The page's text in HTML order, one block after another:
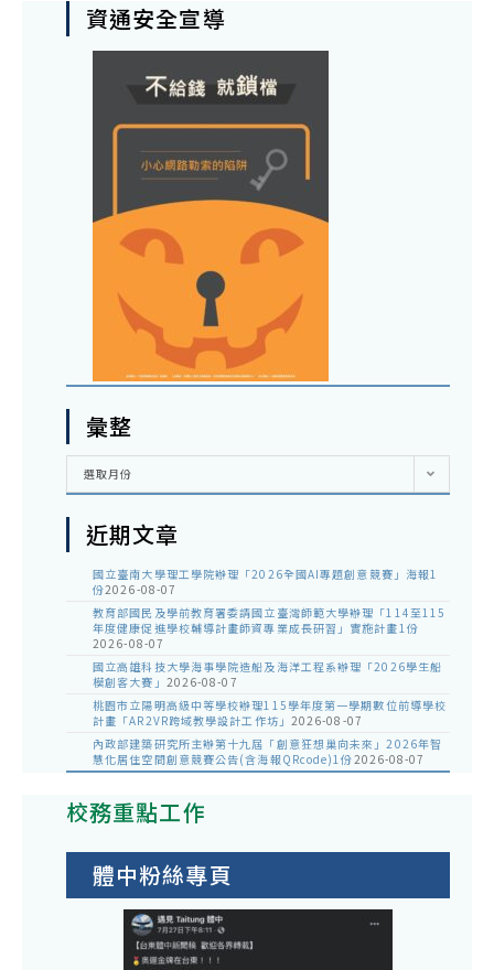
資通安全宣導
彙整
彙
選取月份
近期文章
國立臺南大學理工學院辦理「2026全國AI專題創意競賽」海報1
份2026-08-07
教育部國民及學前教育署委請國立臺灣師範大學辦理「114至115
年度健康促進學校輔導計畫師資專業成長研習」實施計畫1份
2026-08-07
國立高雄科技大學海事學院造船及海洋工程系辦理「2026學生船
模創客大賽」 2026-08-07
桃園市立陽明高級中等學校辦理115學年度第一學期數位前導學校
計畫「AR2VR跨域教學設計工作坊」 2026-08-07
內政部建築研究所主辦第十九屆「創意狂想巢向未來」2026年智
慧化居住空間創意競賽公告(含海報QRcode)1份2026-08-07
校務重點工作
體中粉絲專頁